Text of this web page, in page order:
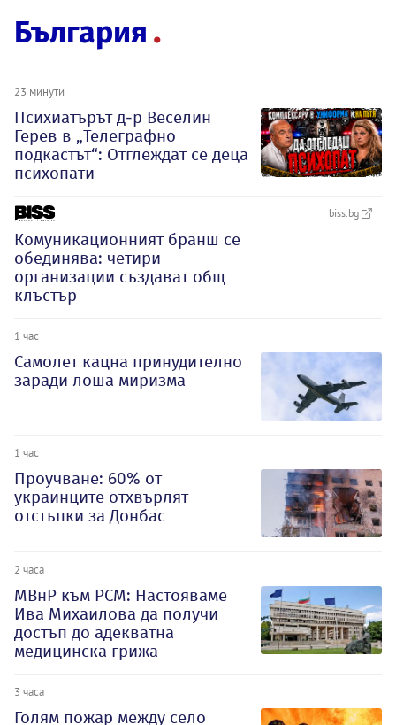
България
23 минути
Психиатърът д-р Веселин
Герев в „Телеграфно
подкастът“: Отглеждат се деца
психопати
biss.bg
Комуникационният бранш се
обединява: четири
организации създават общ
клъстър
1 час
Самолет кацна принудително
заради лоша миризма
1 час
Проучване: 60% от
украинците отхвърлят
отстъпки за Донбас
2 часа
МВнР към РСМ: Настояваме
Ива Михаилова да получи
достъп до адекватна
медицинска грижа
3 часа
Голям пожар между село